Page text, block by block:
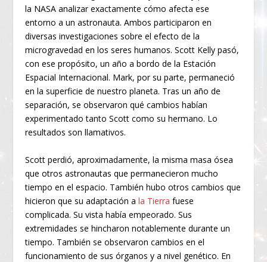
la NASA analizar exactamente cómo afecta ese
entorno a un astronauta. Ambos participaron en
diversas investigaciones sobre el efecto de la
microgravedad en los seres humanos. Scott Kelly pasó,
con ese propósito, un año a bordo de la Estación
Espacial Internacional. Mark, por su parte, permaneció
en la superficie de nuestro planeta. Tras un año de
separación, se observaron qué cambios habían
experimentado tanto Scott como su hermano. Lo
resultados son llamativos.
Scott perdió, aproximadamente, la misma masa ósea
que otros astronautas que permanecieron mucho
tiempo en el espacio. También hubo otros cambios que
hicieron que su adaptación ala Tierra fuese
complicada. Su vista había empeorado. Sus
extremidades se hincharon notablemente durante un
tiempo. También se observaron cambios en el
funcionamiento de sus órganos y a nivel genético. En